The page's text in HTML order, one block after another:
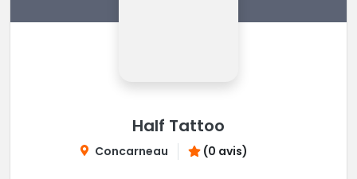
Half Tattoo
Concarneau (0 avis)